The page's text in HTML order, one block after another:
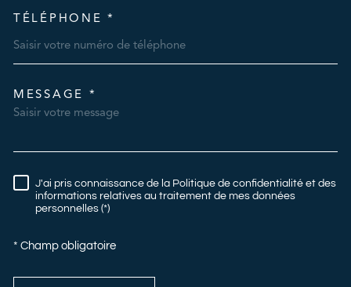
TÉLÉPHONE *
MESSAGE *
RÈGLEMENTATION
J'ai pris connaissance de la Politique de confidentialité et des
informations relatives au traitement de mes données
personnelles (*)
* Champ obligatoire